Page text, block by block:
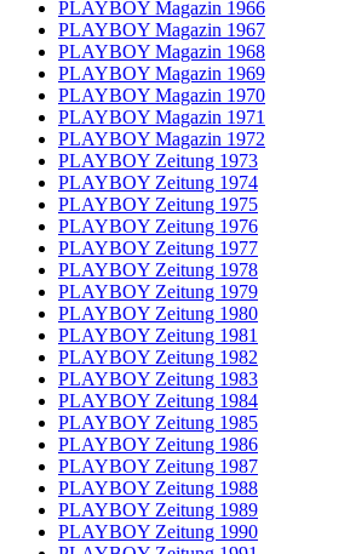
PLAYBOY Magazin 1966
PLAYBOY Magazin 1967
PLAYBOY Magazin 1968
PLAYBOY Magazin 1969
PLAYBOY Magazin 1970
PLAYBOY Magazin 1971
PLAYBOY Magazin 1972
PLAYBOY Zeitung 1973
PLAYBOY Zeitung 1974
PLAYBOY Zeitung 1975
PLAYBOY Zeitung 1976
PLAYBOY Zeitung 1977
PLAYBOY Zeitung 1978
PLAYBOY Zeitung 1979
PLAYBOY Zeitung 1980
PLAYBOY Zeitung 1981
PLAYBOY Zeitung 1982
PLAYBOY Zeitung 1983
PLAYBOY Zeitung 1984
PLAYBOY Zeitung 1985
PLAYBOY Zeitung 1986
PLAYBOY Zeitung 1987
PLAYBOY Zeitung 1988
PLAYBOY Zeitung 1989
PLAYBOY Zeitung 1990